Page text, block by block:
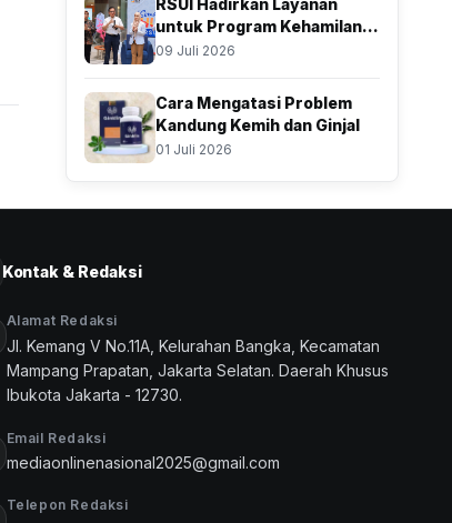
RSUI Hadirkan Layanan
untuk Program Kehamilan,
Resmikan Klinik Inseminasi
09 Juli 2026
Cara Mengatasi Problem
Kandung Kemih dan Ginjal
01 Juli 2026
Kontak & Redaksi
Alamat Redaksi
Jl. Kemang V No.11A, Kelurahan Bangka, Kecamatan
Mampang Prapatan, Jakarta Selatan. Daerah Khusus
Ibukota Jakarta - 12730.
Email Redaksi
mediaonlinenasional2025@gmail.com
Telepon Redaksi